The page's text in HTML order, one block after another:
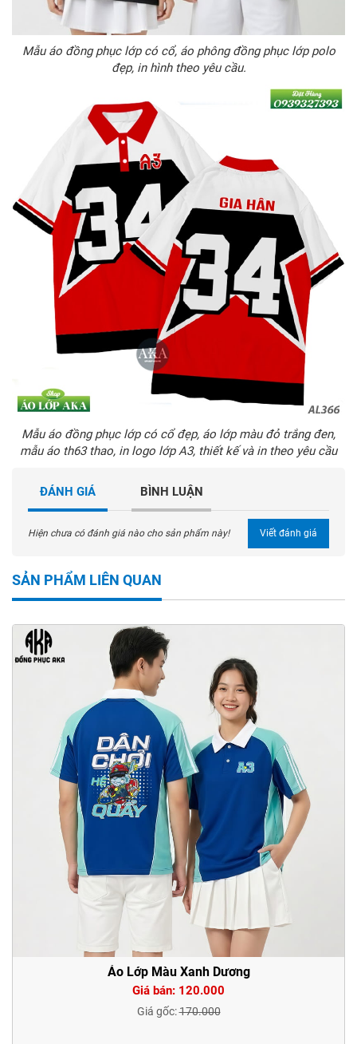
Mẫu áo đồng phục lớp có cổ, áo phông đồng phục lớp polo
đẹp, in hình theo yêu cầu.
Mẫu áo đồng phục lớp có cổ đẹp, áo lớp màu đỏ trắng đen,
mẫu áo th63 thao, in logo lớp A3, thiết kế và in theo yêu cầu
ĐÁNH GIÁ BÌNH LUẬN
Hiện chưa có đánh giá nào cho sản phẩm này! Viết đánh giá
SẢN PHẨM LIÊN QUAN
Áo Lớp Màu Xanh Dương
Giá bán: 120.000
Giá gốc:170.000